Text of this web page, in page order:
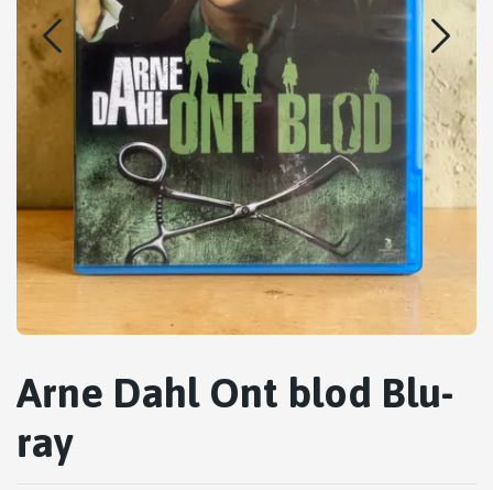
Arne Dahl Ont blod Blu-
ray